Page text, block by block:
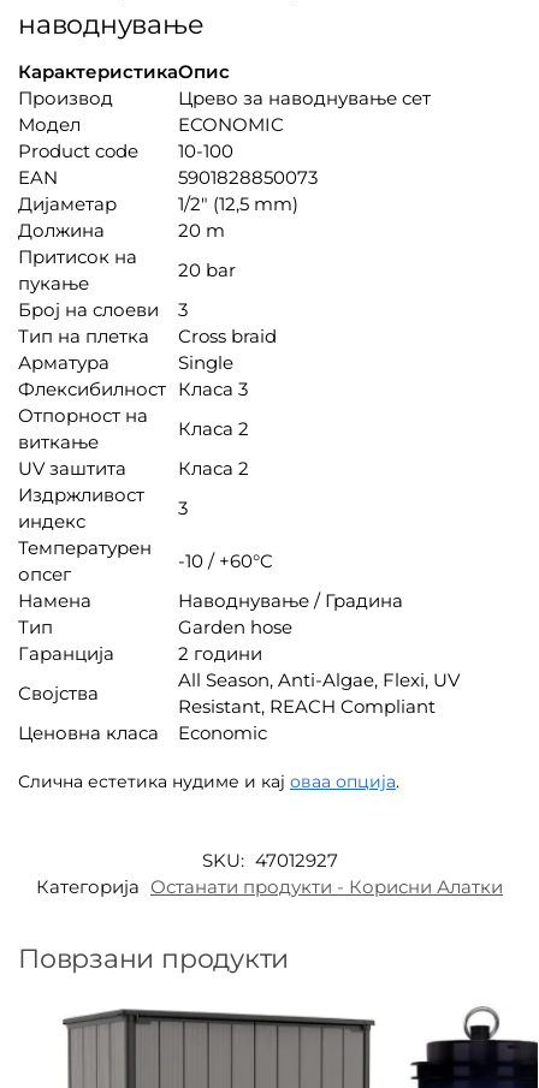
наводнување
КарактеристикаОпис
Производ
Црево за наводнување сет
Модел
ECONOMIC
Product code
10-100
EAN
5901828850073
Дијаметар
1/2″ (12,5 mm)
Должина
20 m
Притисок на
пукање
20 bar
Број на слоеви
3
Тип на плетка
Cross braid
Арматура
Single
Флексибилност Класа 3
Отпорност на
виткање
Класа 2
UV заштита
Класа 2
Издржливост
индекс
3
Температурен
опсег
-10 / +60°C
Намена
Наводнување / Градина
Тип
Garden hose
Гаранција
2 години
Својства
All Season, Anti-Algae, Flexi, UV
Resistant, REACH Compliant
Ценовна класа
Economic
Слична естетика нудиме и кај оваа опција.
SKU: 47012927
Категорија Останати продукти - Корисни Алатки
Поврзани продукти